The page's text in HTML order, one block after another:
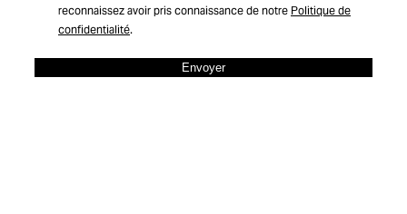
reconnaissez avoir pris connaissance de notre Politique de
confidentialité.